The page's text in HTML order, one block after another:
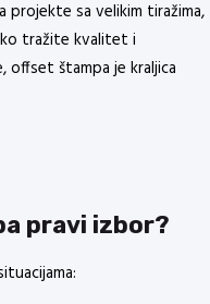
projekte sa velikim tiražima,
tražite kvalitet i
offset štampa je kraljica
pravi izbor?